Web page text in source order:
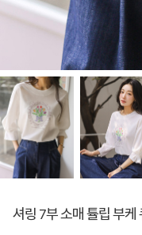
셔링 7부 소매 튤립 부